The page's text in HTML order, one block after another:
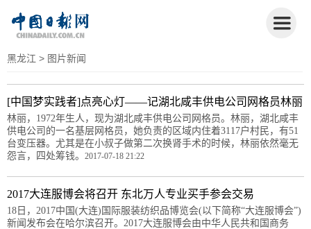
黑龙江 > 图片新闻
[中国梦实践者]点亮心灯——记湖北咸丰供电公司网格员林丽
林丽，1972年生人，现为湖北咸丰供电公司网格员。林丽，湖北咸丰
供电公司的一名基层网格员，她负责的区域内住着3117户村民，有51
台变压器。尤其是在小叔子做第二次换肾手术的时候，林丽依然毫无
怨言，四处筹钱。 2017-07-18 21:22
2017大连服博会将召开 东北万人专业买手参会交易
18日，2017中国(大连)国际服装纺织品博览会(以下简称“大连服博会”)
新闻发布会在哈尔滨召开。2017大连服博会由中华人民共和国商务